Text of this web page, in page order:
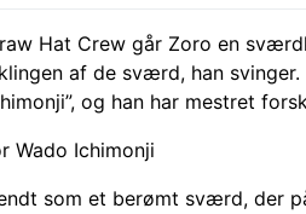
Hat Crew går Zoro en
af de sværd, han
og han har mestret
Wado Ichimonji
som et berømt sværd, der